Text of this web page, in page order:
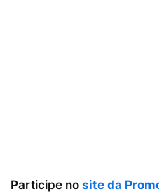
Participe no site da